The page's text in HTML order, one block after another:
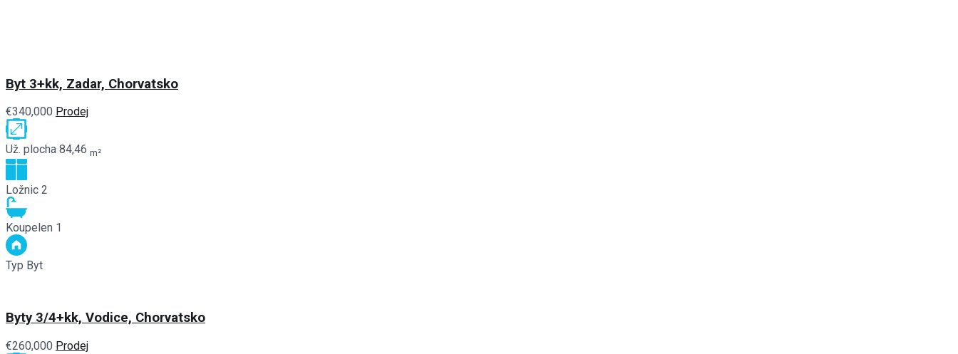
Byt 3+kk, Zadar, Chorvatsko
€340,000 Prodej
Už. plocha 84,46 m²
Ložnic 2
Koupelen 1
Typ Byt
Byty 3/4+kk, Vodice, Chorvatsko
€260,000 Prodej